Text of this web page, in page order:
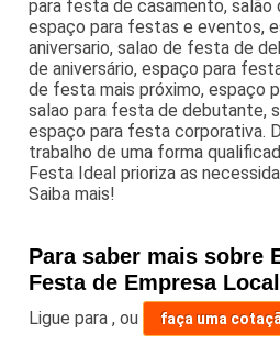
para festa de casamento,
espaço para festas e eventos,
aniversario, salao de festa de
de aniversário, espaço para
de festa mais próximo, espaço
salao para festa de debutante,
espaço para festa corporativa.
trabalho de uma forma
Festa Ideal prioriza as
Saiba mais!
Para saber mais sobre
Festa de Empresa
Ligue para,ou faça uma